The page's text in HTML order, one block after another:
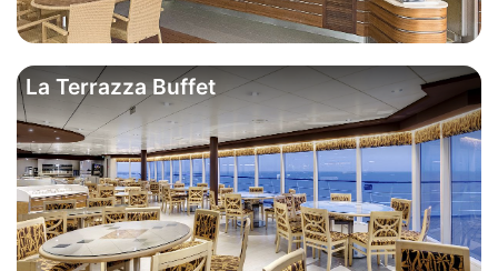
La Terrazza Buffet